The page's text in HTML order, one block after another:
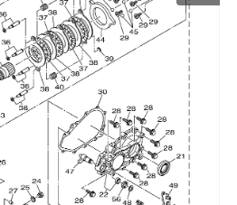
кофры
система
система